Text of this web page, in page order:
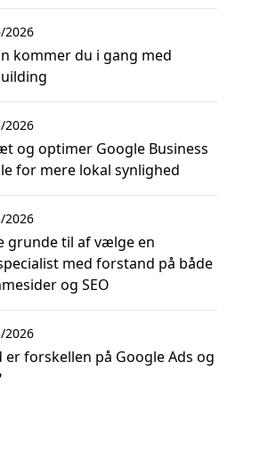
kommer du i gang med
2026
og optimer Google Business
for mere lokal synlighed
2026
grunde til af vælge en
med forstand på både
og SEO
2026
er forskellen på Google Ads og
2026